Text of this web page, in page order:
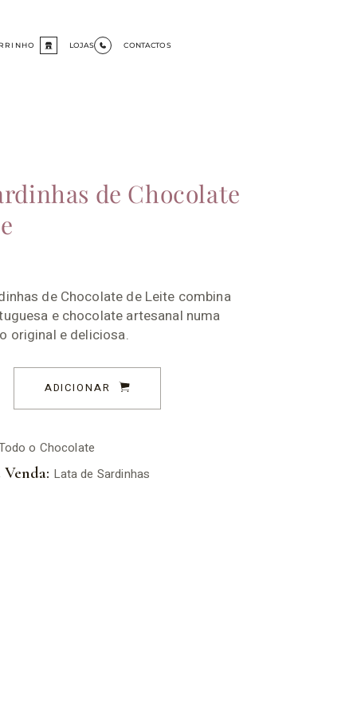
LOJAS CONTACTOS
de Chocolate
de Chocolate de Leite combina
e chocolate artesanal numa
original e deliciosa.
ADICIONAR
o Chocolate
Lata de Sardinhas